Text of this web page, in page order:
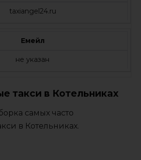
taxiangel24.ru
Емейл
не указан
такси в Котельниках
самых часто
в Котельниках.